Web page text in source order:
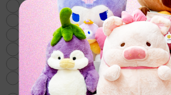
Gấu Bông Đồ Ăn
Gấu Bông Doremon
Gấu Bông tặng Bé Trai
Gấu Bông Lotso
Gấu Bông Shin - Món quà cho các bé
Voi Bông
Gấu Bông Totoro - mẫu gấu bông hot nhất